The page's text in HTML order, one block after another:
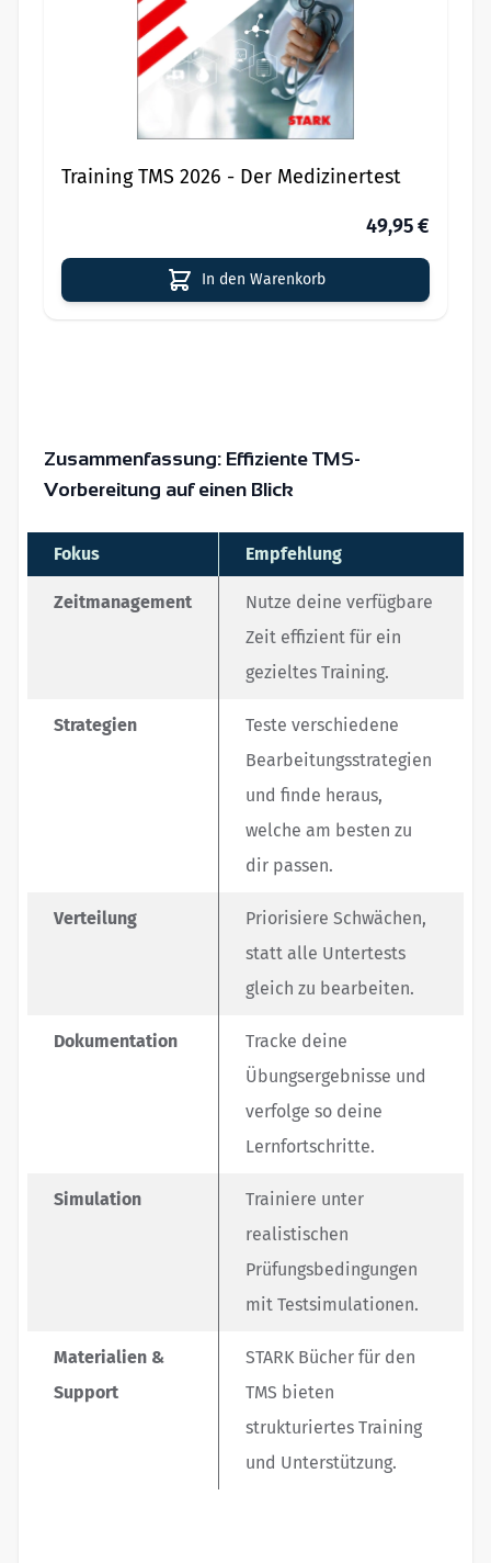
Training TMS 2026 - Der Medizinertest
49,95 €
In den Warenkorb
Zusammenfassung: Effiziente TMS-
Vorbereitung auf einen Blick
Fokus Empfehlung
Zeitmanagement
Nutze deine verfügbare
Zeit effizient für ein
gezieltes Training.
Strategien
Teste verschiedene
Bearbeitungsstrategien
und finde heraus,
welche am besten zu
dir passen.
Verteilung
Priorisiere Schwächen,
statt alle Untertests
gleich zu bearbeiten.
Dokumentation
Tracke deine
Übungsergebnisse und
verfolge so deine
Lernfortschritte.
Simulation
Trainiere unter
realistischen
Prüfungsbedingungen
mit Testsimulationen.
Materialien &
Support
STARK Bücher für den
TMS bieten
strukturiertes Training
und Unterstützung.